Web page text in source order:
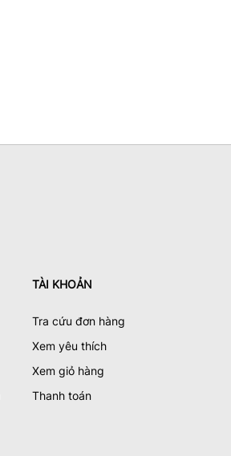
TÀI KHOẢN
Tra cứu đơn hàng
Xem yêu thích
Xem giỏ hàng
Thanh toán